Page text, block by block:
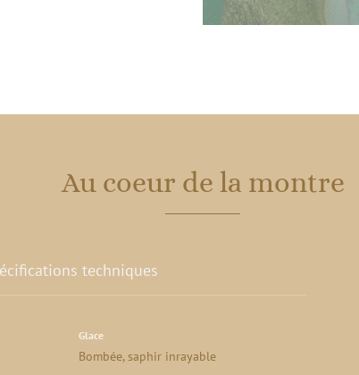
Au coeur de la montre
techniques
Glace
Bombée, saphir inrayable